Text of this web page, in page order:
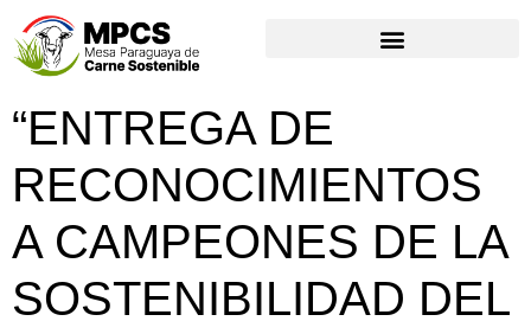
“ENTREGA DE
RECONOCIMIENTOS
A CAMPEONES DE LA
SOSTENIBILIDAD DEL